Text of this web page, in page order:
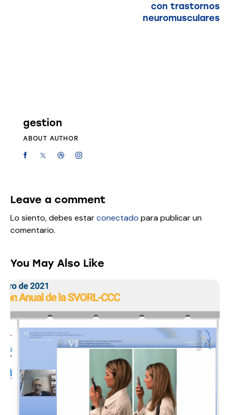
con trastornos
neuromusculares
gestion
ABOUT AUTHOR
Leave a comment
Lo siento, debes estarconectado para publicar un
comentario.
You May Also Like